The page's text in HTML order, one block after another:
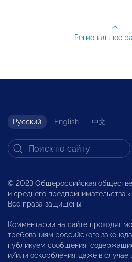
Региональное
Русский English 中文
© 2023 Общероссийская
и среднего
Все права защищены.
Комментарии на сайте проходят
требованиям российского
публикуем сообщения,
и/или оскорбления, даже в случае